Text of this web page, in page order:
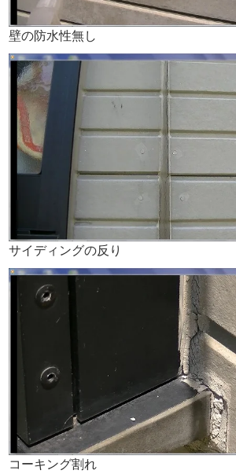
壁の防水性無し
サイディングの反り
コーキング割れ